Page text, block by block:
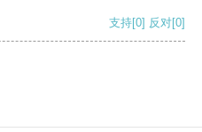
支持[0] 反对[0]